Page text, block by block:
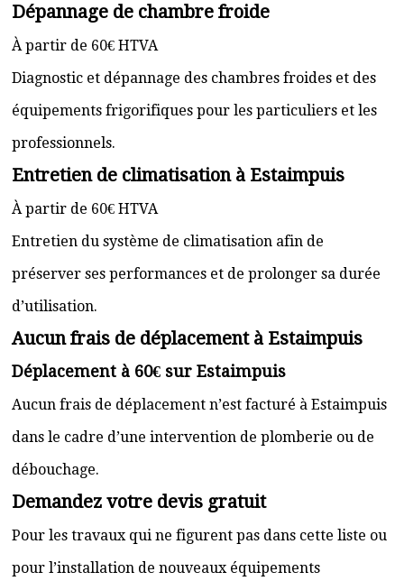
Dépannage de chambre froide
À partir de 60€ HTVA
Diagnostic et dépannage des chambres froides et des
équipements frigorifiques pour les particuliers et les
professionnels.
Entretien de climatisation à Estaimpuis
À partir de 60€ HTVA
Entretien du système de climatisation afin de
préserver ses performances et de prolonger sa durée
d’utilisation.
Aucun frais de déplacement à Estaimpuis
Déplacement à 60€ sur Estaimpuis
Aucun frais de déplacement n’est facturé à Estaimpuis
dans le cadre d’une intervention de plomberie ou de
débouchage.
Demandez votre devis gratuit
Pour les travaux qui ne figurent pas dans cette liste ou
pour l’installation de nouveaux équipements